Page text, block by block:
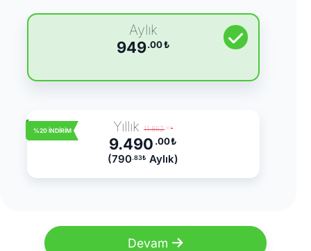
Aylık
949.00₺
%20 İNDİRİM Yıllık 11.862 .50₺
9.490 .00₺
(790.83₺ Aylık)
Devam